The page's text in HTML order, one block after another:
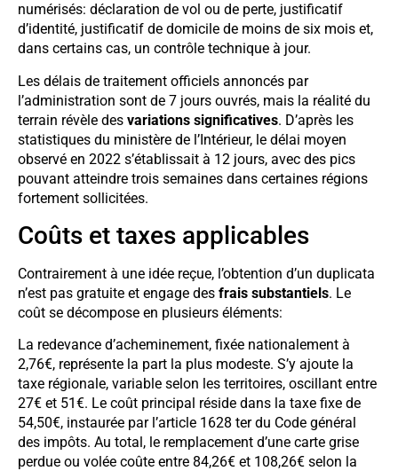
numérisés: déclaration de vol ou de perte, justificatif
d’identité, justificatif de domicile de moins de six mois et,
dans certains cas, un contrôle technique à jour.
Les délais de traitement officiels annoncés par
l’administration sont de 7 jours ouvrés, mais la réalité du
terrain révèle des variations significatives. D’après les
statistiques du ministère de l’Intérieur, le délai moyen
observé en 2022 s’établissait à 12 jours, avec des pics
pouvant atteindre trois semaines dans certaines régions
fortement sollicitées.
Coûts et taxes applicables
Contrairement à une idée reçue, l’obtention d’un duplicata
n’est pas gratuite et engage des frais substantiels. Le
coût se décompose en plusieurs éléments:
La redevance d’acheminement, fixée nationalement à
2,76€, représente la part la plus modeste. S’y ajoute la
taxe régionale, variable selon les territoires, oscillant entre
27€ et 51€. Le coût principal réside dans la taxe fixe de
54,50€, instaurée par l’article 1628 ter du Code général
des impôts. Au total, le remplacement d’une carte grise
perdue ou volée coûte entre 84,26€ et 108,26€ selon la